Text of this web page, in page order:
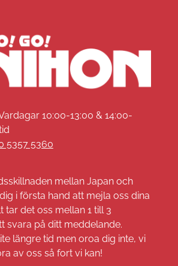
10:00-13:00 & 14:00-
5357 5360
mellan Japan och
i första hand att mejla oss dina
tar det oss mellan 1 till 3
svara på ditt meddelande.
längre tid men oroa dig inte, vi
av oss så fort vi kan!